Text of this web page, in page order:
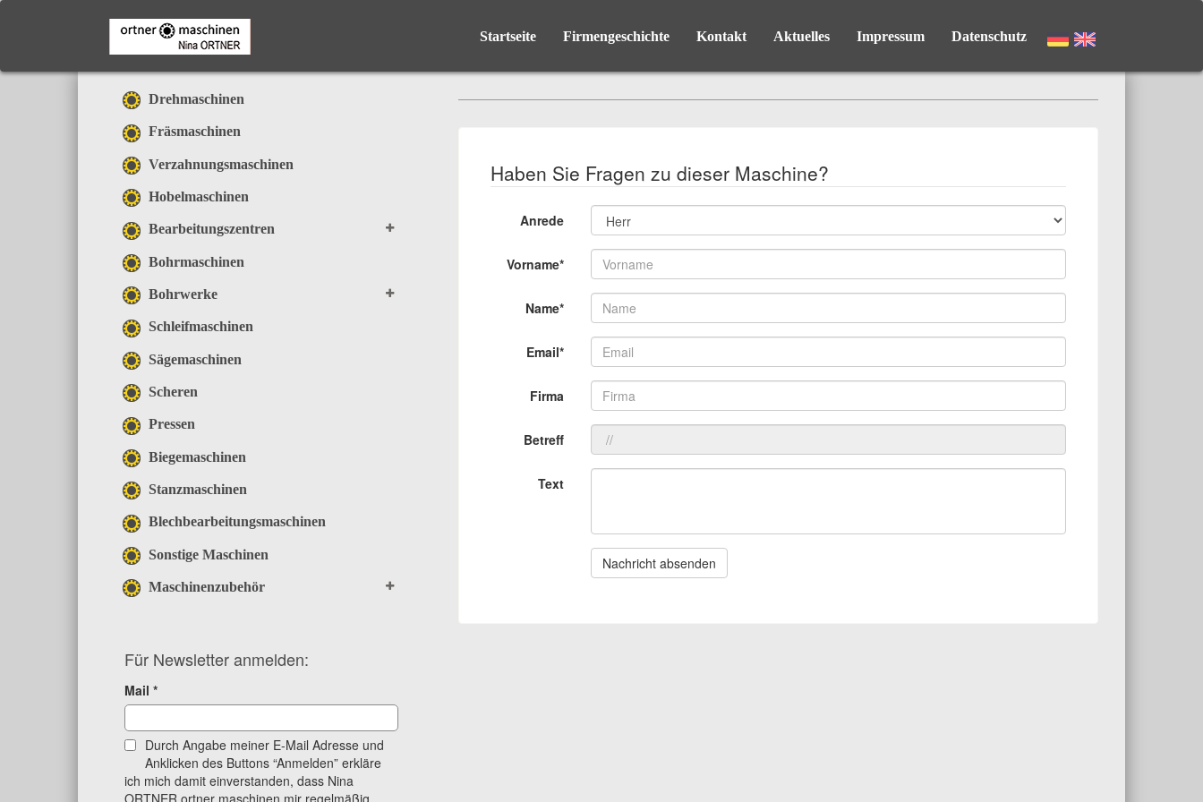
Skip
Startseite Firmengeschichte Kontakt Aktuelles Impressum Datenschutz
Drehmaschinen
Fräsmaschinen
Verzahnungsmaschinen
Hobelmaschinen
Bearbeitungszentren
Bohrmaschinen
Bohrwerke
Schleifmaschinen
Sägemaschinen
Scheren
Pressen
Biegemaschinen
Stanzmaschinen
Blechbearbeitungsmaschinen
Sonstige Maschinen
Maschinenzubehör
Für Newsletter anmelden:
Mail *
Durch Angabe meiner E-Mail Adresse und
Anklicken des Buttons “Anmelden” erkläre
ich mich damit einverstanden, dass Nina
Haben Sie Fragen zu dieser Maschine?
Anrede
Vorname*
Name*
Email*
Firma
Betreff
Text
Nachricht absenden